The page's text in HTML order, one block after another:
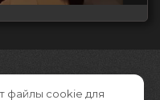
файлы cookie для